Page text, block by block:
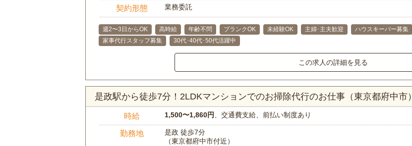
契約形態 業務委託
週2〜3日からOK 高時給 年齢不問 ブランクOK 未経験OK 主婦･主夫歓迎 ハウスキーパー募集
家事代行スタッフ募集
30代･40代･50代活躍中
この求人の詳細を見る
是政駅から徒歩7分！2LDKマンションでのお掃除代行のお仕事（東京都府中市）
時給 1,500〜1,860円 、交通費支給、前払い制度あり
勤務地
是政 徒歩7分
（東京都府中市付近）